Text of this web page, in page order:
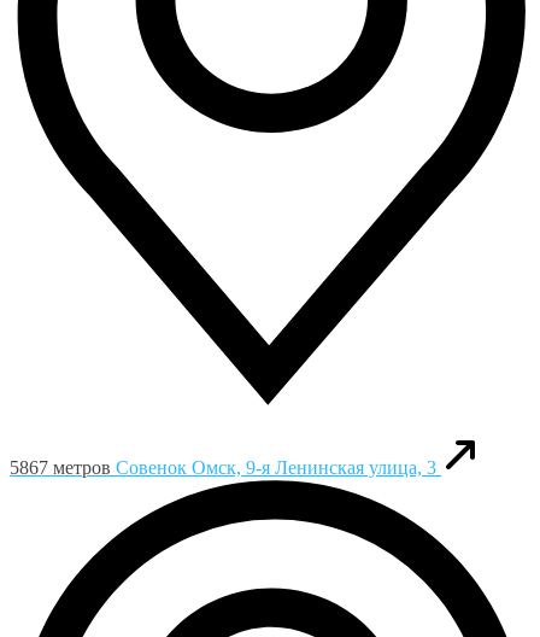
5867 метров Совенок Омск, 9-я Ленинская улица, 3